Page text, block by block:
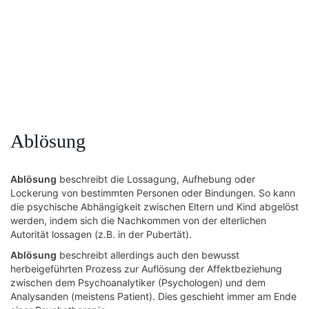
Ablösung
Ablösung beschreibt die Lossagung, Aufhebung oder
Lockerung von bestimmten Personen oder Bindungen. So kann
die psychische Abhängigkeit zwischen Eltern und Kind abgelöst
werden, indem sich die Nachkommen von der elterlichen
Autorität lossagen (z.B. in der Pubertät).
Ablösung beschreibt allerdings auch den bewusst
herbeigeführten Prozess zur Auflösung der Affektbeziehung
zwischen dem Psychoanalytiker (Psychologen) und dem
Analysanden (meistens Patient). Dies geschieht immer am Ende